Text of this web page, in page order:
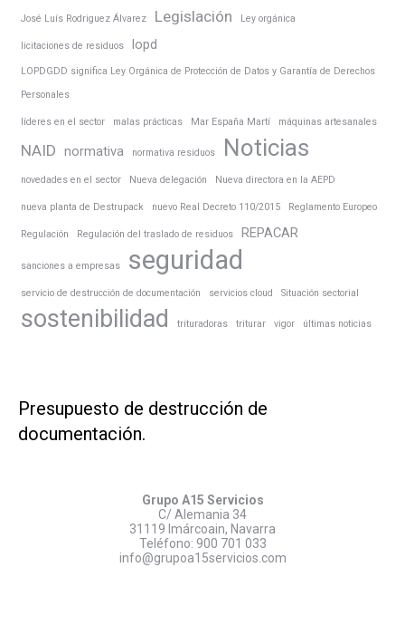
José Luís Rodriguez Álvarez Legislación Ley orgánica
licitaciones de residuos lopd
LOPDGDD significa Ley Orgánica de Protección de Datos y Garantía de Derechos
Personales
líderes en el sector malas prácticas Mar España Martí máquinas artesanales
NAID normativa normativa residuos Noticias
novedades en el sector Nueva delegación Nueva directora en la AEPD
nueva planta de Destrupack nuevo Real Decreto 110/2015 Reglamento Europeo
Regulación Regulación del traslado de residuos REPACAR
sanciones a empresas seguridad
servicio de destrucción de documentación servicios cloud Situación sectorial
sostenibilidad trituradoras triturar vigor últimas noticias
Presupuesto de destrucción de
documentación.
Grupo A15 Servicios
C/ Alemania 34
31119 Imárcoain, Navarra
Teléfono: 900 701 033
info@grupoa15servicios.com